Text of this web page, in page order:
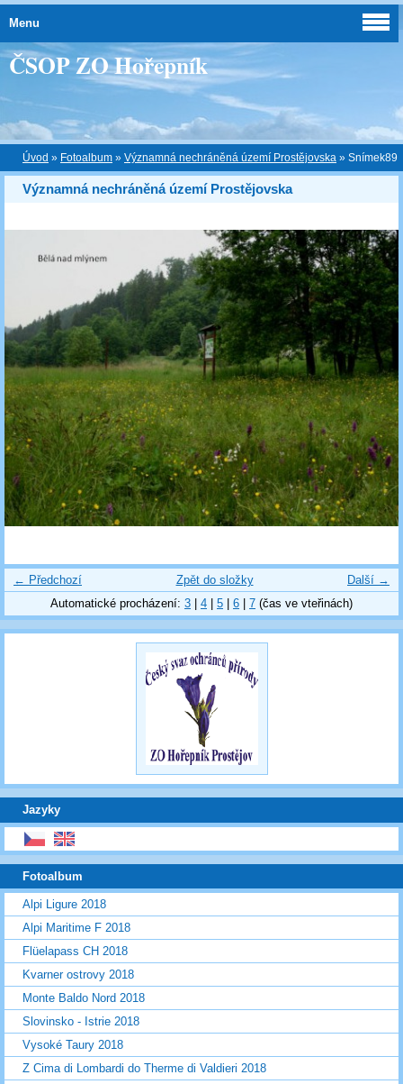
ČSOP ZO Hořepník
Úvod » Fotoalbum » Významná nechráněná území Prostějovska » Snímek89
Významná nechráněná území Prostějovska
← Předchozí Další →
Zpět do složky
Automatické procházení: 3 4 5 6 7 (čas ve vteřinách)
Jazyky
Menu
Fotoalbum
Alpi Ligure 2018
Alpi Maritime F 2018
Flüelapass CH 2018
Kvarner ostrovy 2018
Monte Baldo Nord 2018
Slovinsko - Istrie 2018
Vysoké Taury 2018
Z Cima di Lombardi do Therme di Valdieri 2018